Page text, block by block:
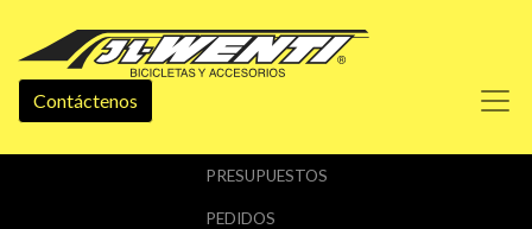
Contáctenos
PRESUPUESTOS
PEDIDOS